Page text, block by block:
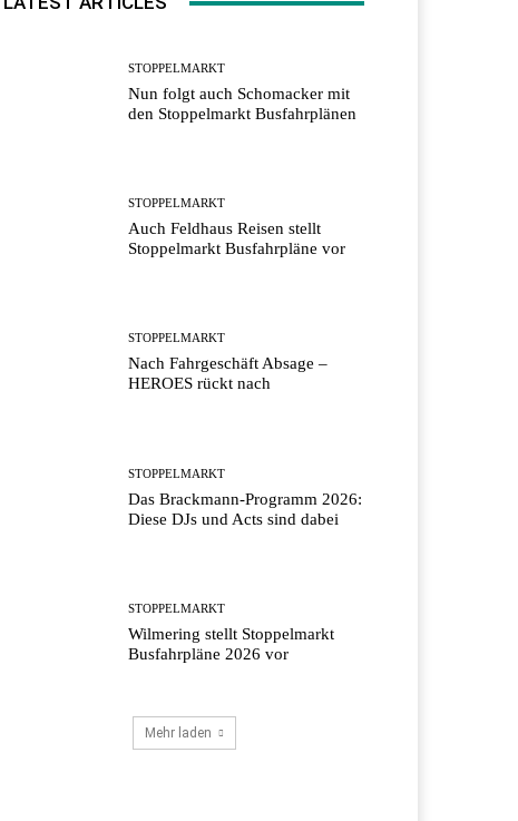
STOPPELMARKT
Nun folgt auch Schomacker mit
den Stoppelmarkt Busfahrplänen
STOPPELMARKT
Auch Feldhaus Reisen stellt
Stoppelmarkt Busfahrpläne vor
STOPPELMARKT
Nach Fahrgeschäft Absage –
HEROES rückt nach
STOPPELMARKT
Das Brackmann-Programm 2026:
Diese DJs und Acts sind dabei
STOPPELMARKT
Wilmering stellt Stoppelmarkt
Busfahrpläne 2026 vor
Mehr laden